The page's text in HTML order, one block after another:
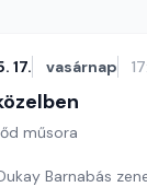
17. vasárnap
műsora
Barnabás